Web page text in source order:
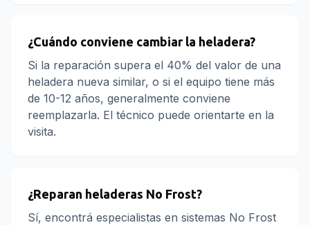
¿Cuándo conviene cambiar la heladera?
Si la reparación supera el 40% del valor de una
heladera nueva similar, o si el equipo tiene más
de 10-12 años, generalmente conviene
reemplazarla. El técnico puede orientarte en la
visita.
¿Reparan heladeras No Frost?
Sí, encontrá especialistas en sistemas No Frost